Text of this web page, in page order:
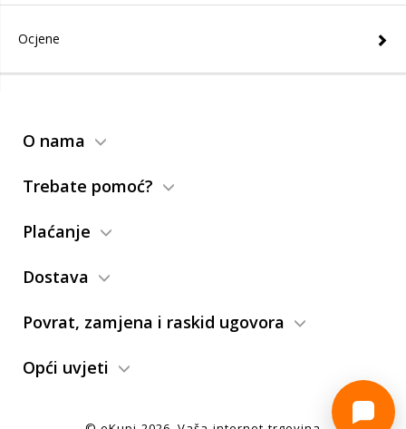
Ocjene
O nama
Trebate pomoć?
Plaćanje
Dostava
Povrat, zamjena i raskid ugovora
Opći uvjeti